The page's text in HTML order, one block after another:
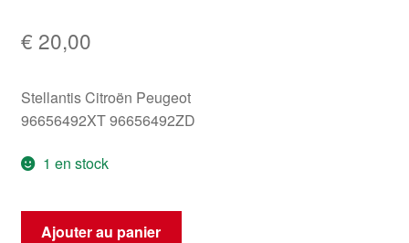
€ 20,00
Stellantis Citroën Peugeot
96656492XT 96656492ZD
1 en stock
quantité
Ajouter au panier